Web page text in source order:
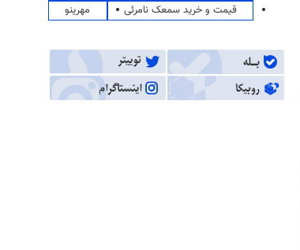
قیمت و خرید سمعک نامرئی
مهرینو